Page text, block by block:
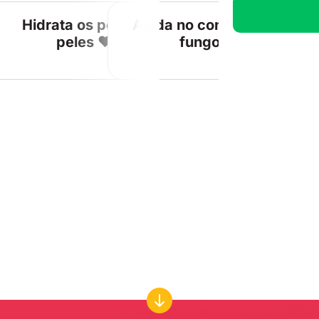
Hidrata os pelos e
peles ❤
Ajuda no controle de
fungos